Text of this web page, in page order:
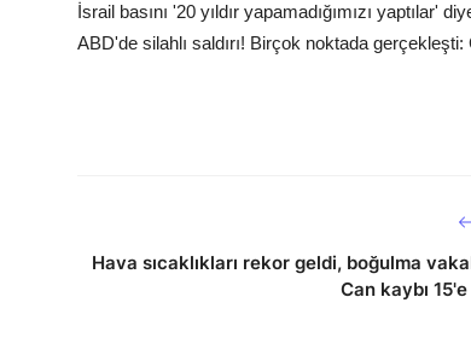
İsrail basını '20 yıldır yapamadığımızı yaptılar'
ABD'de silahlı saldırı! Birçok noktada gerçekleşti:
Hava sıcaklıkları rekor geldi, boğulma
Can kaybı